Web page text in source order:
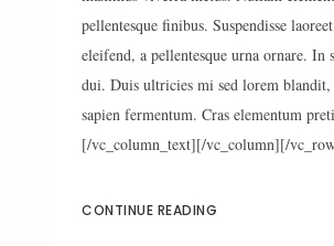
pellentesque finibus. Suspendisse
eleifend, a pellentesque urna ornare. In
dui. Duis ultricies mi sed lorem blandit,
sapien fermentum. Cras elementum
[/vc_column_text][/vc_column][/
CONTINUE READING